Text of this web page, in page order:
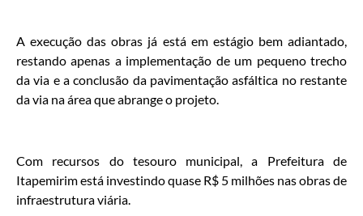
A execução das obras já está em estágio bem adiantado,
restando apenas a implementação de um pequeno trecho
da via e a conclusão da pavimentação asfáltica no restante
da via na área que abrange o projeto.
Com recursos do tesouro municipal, a Prefeitura de
Itapemirim está investindo quase R$ 5 milhões nas obras de
infraestrutura viária.